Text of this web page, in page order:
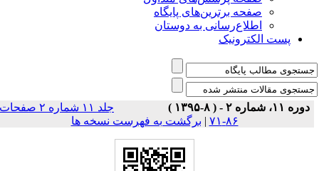
صفحه برترین‌های پایگاه
اطلاع‌رسانی به دوستان
پست الکترونیک
دوره ۱۱، شماره ۲ - ( ۸-۱۳۹۵ )
جلد ۱۱ شماره ۲ صفحات
۸۶-۷۱
|برگشت به فهرست نسخه ها